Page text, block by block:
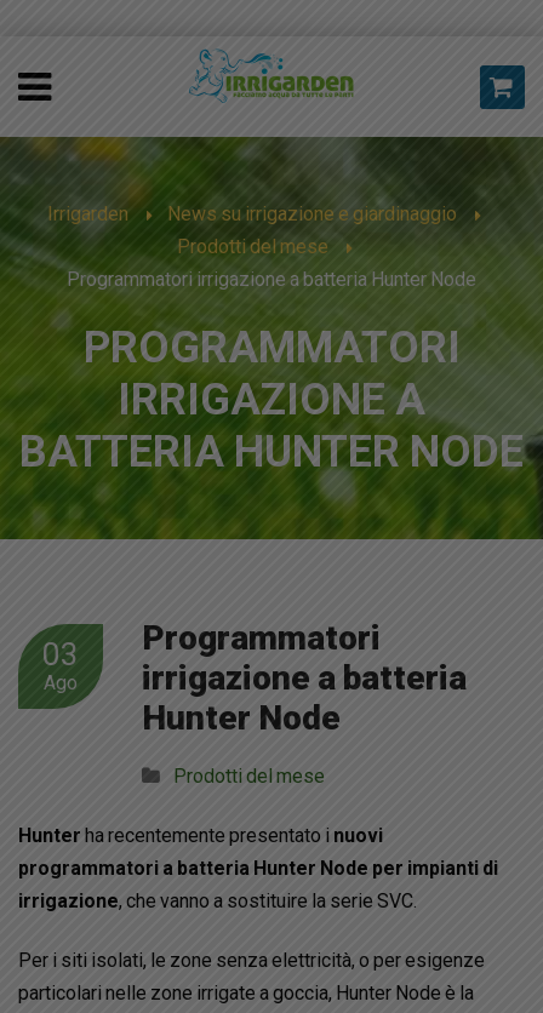
Irrigarden
News su irrigazione e giardinaggio
Prodotti del mese
Programmatori irrigazione a batteria Hunter Node
PROGRAMMATORI
IRRIGAZIONE A
BATTERIA HUNTER NODE
03
Ago
Programmatori
irrigazione a batteria
Hunter Node
Prodotti del mese
Hunter ha recentemente presentato i nuovi
programmatori a batteria Hunter Node per impianti di
irrigazione, che vanno a sostituire la serie SVC.
Per i siti isolati, le zone senza elettricità, o per esigenze
particolari nelle zone irrigate a goccia, Hunter Node è la